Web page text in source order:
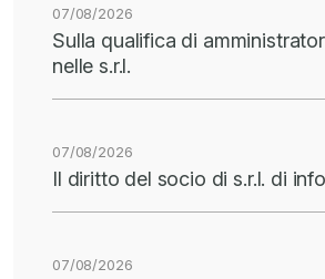
07/08/2026
Sulla qualifica di
nelle s.r.l.
07/08/2026
Il diritto del socio di s.r.l. di
07/08/2026